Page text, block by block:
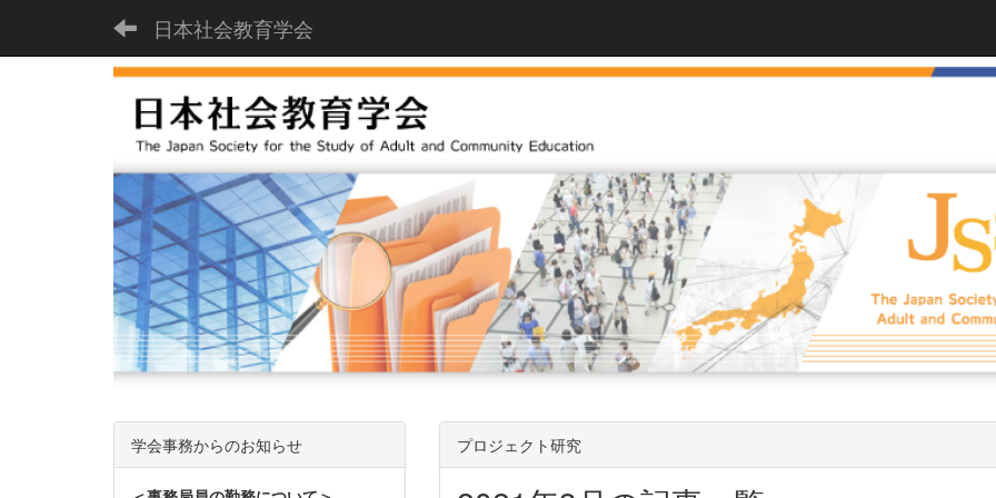
日本社会教育学会
プロジェクト研究
学会事務からのお知らせ